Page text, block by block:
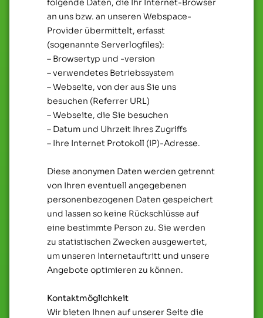
folgende Daten, die Ihr Internet-Browser
an uns bzw. an unseren Webspace-
Provider übermittelt, erfasst
(sogenannte Serverlogfiles):
– Browsertyp und -version
– verwendetes Betriebssystem
– Webseite, von der aus Sie uns
besuchen (Referrer URL)
– Webseite, die Sie besuchen
– Datum und Uhrzeit Ihres Zugriffs
– Ihre Internet Protokoll (IP)-Adresse.
Diese anonymen Daten werden getrennt
von Ihren eventuell angegebenen
personenbezogenen Daten gespeichert
und lassen so keine Rückschlüsse auf
eine bestimmte Person zu. Sie werden
zu statistischen Zwecken ausgewertet,
um unseren Internetauftritt und unsere
Angebote optimieren zu können.
Kontaktmöglichkeit
Wir bieten Ihnen auf unserer Seite die